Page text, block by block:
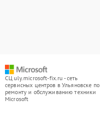
СЦ uly.microsoft-fix.ru - сеть
сервисных центров в Ульяновске по
ремонту и обслуживанию техники
Microsoft